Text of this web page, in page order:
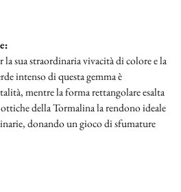
sua straordinaria vivacità di colore e la
intenso di questa gemma è
mentre la forma rettangolare esalta
della Tormalina la rendono ideale
donando un gioco di sfumature